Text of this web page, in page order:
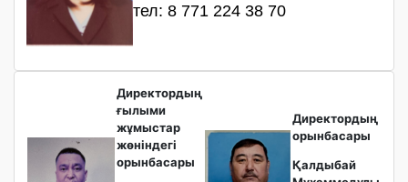
тел: 8 771 224 38 70
Директордың
ғылыми
жұмыстар
жөніндегі
орынбасары
Директордың
орынбасары
Қалдыбай